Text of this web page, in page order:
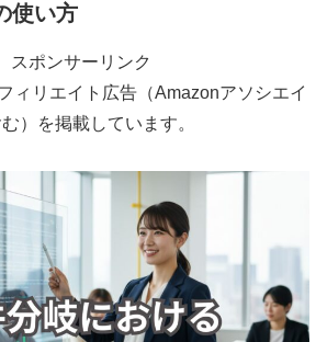
使い方
スポンサーリンク
ィリエイト広告（Amazonアソシエイ
む）を掲載しています。